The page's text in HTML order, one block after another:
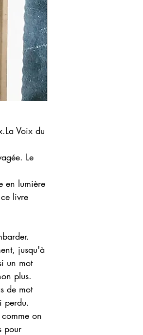
Voix du
Le
en lumière
livre
jusqu'à
un mot
plus.
de mot
perdu.
on
pour